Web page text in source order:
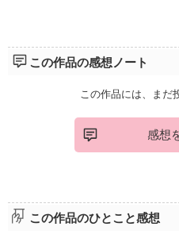
この作品の感想ノート
この作品には、まだ
感想
この作品のひとこと感想